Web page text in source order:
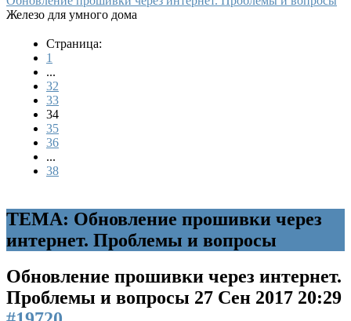
Железо для умного дома
Страница:
1
...
32
33
34
35
36
...
38
ТЕМА: Обновление прошивки через
интернет. Проблемы и вопросы
Обновление прошивки через интернет.
Проблемы и вопросы 27 Сен 2017 20:29